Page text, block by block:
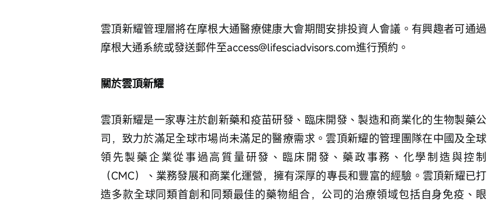
雲頂新耀管理層將在摩根大通醫療健康大會期間安排投資人會議。有興趣者可通過
摩根大通系統或發送郵件至access@lifesciadvisors.com進行預約。
關於雲頂新耀
雲頂新耀是一家專注於創新藥和疫苗研發、臨床開發、製造和商業化的生物製藥公
司，致力於滿足全球市場尚未滿足的醫療需求。雲頂新耀的管理團隊在中國及全球
領先製藥企業從事過高質量研發、臨床開發、藥政事務、化學制造與控制
（CMC）、業務發展和商業化運營，擁有深厚的專長和豐富的經驗。雲頂新耀已打
造多款全球同類首創和同類最佳的藥物組合，公司的治療領域包括自身免疫、眼